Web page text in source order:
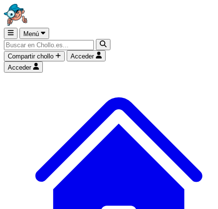
Menú
Compartir chollo
Acceder
Acceder